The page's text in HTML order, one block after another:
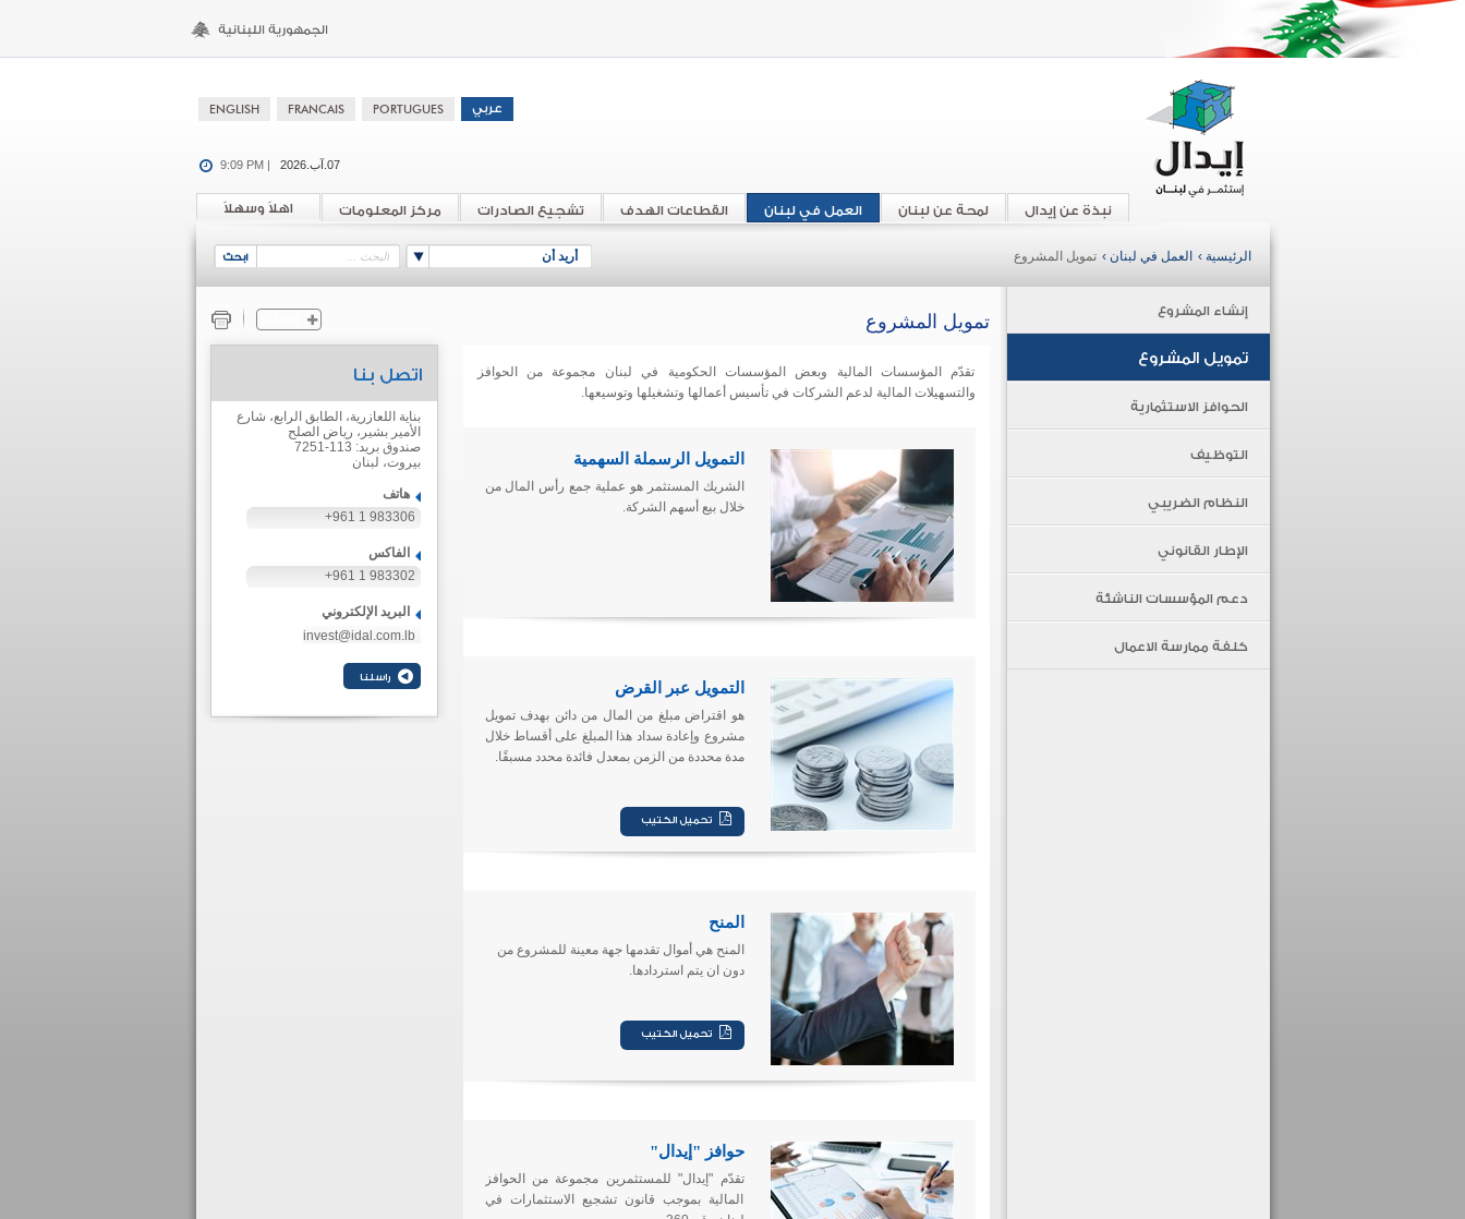
07.آب.2026 9:09 PM |
اهلاً وسهلاً مركز المعلومات تشجيع الصادرات القطاعات الهدف العمل في لبنان لمحة عن لبنان نبذة عن إيدال
أريد أن الرئيسية › العمل في لبنان › تمويل المشروع
إنشاء المشروع
تمويل المشروع
الحوافز الاستثمارية
التوظيف
النظام الضريبي
الإطار القانوني
دعم المؤسسات الناشئة
كلفة ممارسة الاعمال
تمويل المشروع
تقدّم المؤسسات المالية وبعض المؤسسات الحكومية في لبنان مجموعة من الحوافز
والتسهيلات المالية لدعم الشركات في تأسيس أعمالها وتشغيلها وتوسيعها.
التمويل الرسملة السهمية
الشريك المستثمر هو عملية جمع رأس المال من
خلال بيع أسهم الشركة.
التمويل عبر القرض
هو اقتراض مبلغ من المال من دائن بهدف تمويل
مشروع وإعادة سداد هذا المبلغ على أقساط خلال
مدة محددة من الزمن بمعدل فائدة محدد مسبقًا.
المنح
المنح هي أموال تقدمها جهة معينة للمشروع من
دون ان يتم استردادها.
حوافز "إيدال"
تقدّم "إيدال" للمستثمرين مجموعة من الحوافز
المالية بموجب قانون تشجيع الاستثمارات في
اتصل بنا
بناية اللعازرية، الطابق الرابع، شارع
الأمير بشير، رياض الصلح
صندوق بريد: 113-7251
بيروت، لبنان
هاتف
+961 1 983306
الفاكس
+961 1 983302
البريد الإلكتروني
invest@idal.com.lb